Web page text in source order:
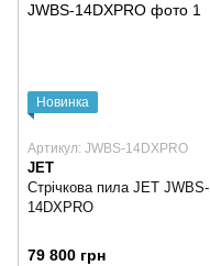
Новинка
Артикул: JWBS-14DXPRO
JET
Стрічкова пила JET JWBS-
14DXPRO
79 800 грн